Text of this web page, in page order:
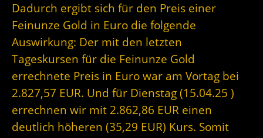
Dadurch ergibt sich für den Preis einer
Feinunze Gold in Euro die folgende
Auswirkung: Der mit den letzten
Tageskursen für die Feinunze Gold
errechnete Preis in Euro war am Vortag bei
2.827,57 EUR. Und für Dienstag (15.04.25 )
errechnen wir mit 2.862,86 EUR einen
deutlich höheren (35,29 EUR) Kurs. Somit